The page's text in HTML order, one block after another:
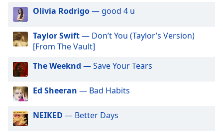
Beginning
dialog
window.
and
close
window.
Miled Music Juan Gabriel
Miled Music Oldies
Miled Music Soundtrack
Miled Music Armando Manzanero
Olivia Rodrigo— good 4 u
Taylor Swift— Don’t You (Taylor’s Version)
[From The Vault]
The Weeknd — Save Your Tears
Ed Sheeran — Bad Habits
NEIKED — Better Days